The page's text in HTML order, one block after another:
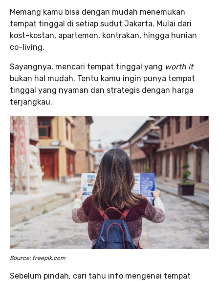
Memang kamu bisa dengan mudah menemukan
tempat tinggal di setiap sudut Jakarta. Mulai dari
kost-kostan, apartemen, kontrakan, hingga hunian
co-living.
Sayangnya, mencari tempat tinggal yang worth it
bukan hal mudah. Tentu kamu ingin punya tempat
tinggal yang nyaman dan strategis dengan harga
terjangkau.
Source: freepik.com
Sebelum pindah, cari tahu info mengenai tempat